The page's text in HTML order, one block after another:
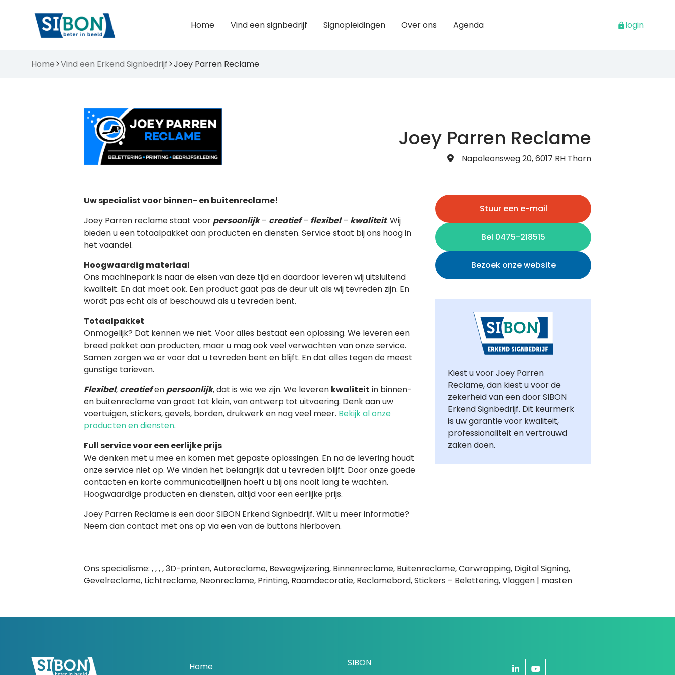
Home Vind een signbedrijf Signopleidingen Over ons Agenda login
Home Vind een Erkend Signbedrijf Joey Parren Reclame
Joey Parren Reclame
Napoleonsweg 20, 6017 RH Thorn
Uw specialist voor binnen- en buitenreclame!
Joey Parren reclame staat voorpersoonlijk– creatief– flexibel– kwaliteit. Wij
bieden u een totaalpakket aan producten en diensten. Service staat bij ons hoog in
het vaandel.
Hoogwaardig materiaal
Ons machinepark is naar de eisen van deze tijd en daardoor leveren wij uitsluitend
kwaliteit. En dat moet ook. Een product gaat pas de deur uit als wij tevreden zijn. En
wordt pas echt als af beschouwd als u tevreden bent.
Totaalpakket
Onmogelijk? Dat kennen we niet. Voor alles bestaat een oplossing. We leveren een
breed pakket aan producten, maar u mag ook veel verwachten van onze service.
Samen zorgen we er voor dat u tevreden bent en blijft. En dat alles tegen de meest
gunstige tarieven.
Flexibel, creatiefenpersoonlijk, dat is wie we zijn. We leveren kwaliteit in binnen-
en buitenreclame van groot tot klein, van ontwerp tot uitvoering. Denk aan uw
voertuigen, stickers, gevels, borden, drukwerk en nog veel meer. Bekijk al onze
producten en diensten.
Full service voor een eerlijke prijs
We denken met u mee en komen met gepaste oplossingen. En na de levering houdt
onze service niet op. We vinden het belangrijk dat u tevreden blijft. Door onze goede
contacten en korte communicatielijnen hoeft u bij ons nooit lang te wachten.
Hoogwaardige producten en diensten, altijd voor een eerlijke prijs.
Joey Parren Reclame is een door SIBON Erkend Signbedrijf. Wilt u meer informatie?
Neem dan contact met ons op via een van de buttons hierboven.
Stuur een e-mail
Bel 0475-218515
Bezoek onze website
Kiest u voor Joey Parren
Reclame, dan kiest u voor de
zekerheid van een door SIBON
Erkend Signbedrijf. Dit keurmerk
is uw garantie voor kwaliteit,
professionaliteit en vertrouwd
zaken doen.
Ons specialisme: , , , , 3D-printen, Autoreclame, Bewegwijzering, Binnenreclame, Buitenreclame, Carwrapping, Digital Signing,
Gevelreclame, Lichtreclame, Neonreclame, Printing, Raamdecoratie, Reclamebord, Stickers - Belettering, Vlaggen | masten
Home SIBON